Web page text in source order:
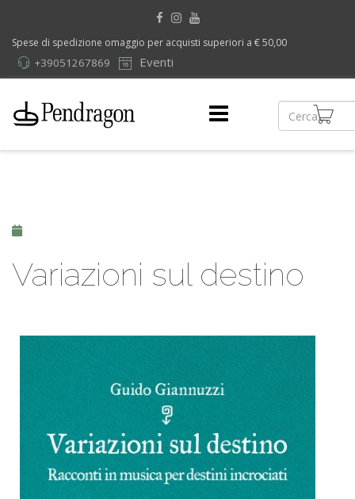
Spese di spedizione omaggio per acquisti superiori a € 50,00
Eventi
+39051267869
Variazioni sul destino